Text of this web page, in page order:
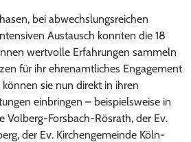
bei abwechslungsreichen
Austausch konnten die 18
wertvolle Erfahrungen sammeln
für ihr ehrenamtliches Engagement
sie nun direkt in ihren
einbringen – beispielsweise in
Volberg-Forsbach-Rösrath, der Ev.
der Ev. Kirchengemeinde Köln-